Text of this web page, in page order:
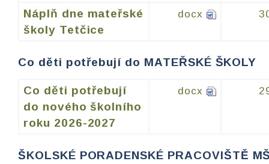
Náplň dne mateřské
školy Tetčice
docx
Co děti potřebují do MATEŘSKÉ ŠKOLY
Co děti potřebují
do nového školního
roku 2026-2027
docx
ŠKOLSKÉ PORADENSKÉ PRACOVIŠTĚ